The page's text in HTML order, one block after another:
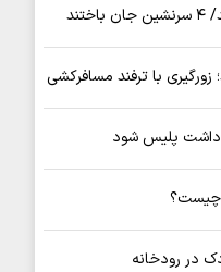
با ترفند مسافرکشی
داشت پلیس شود
چیست؟
در رودخانه